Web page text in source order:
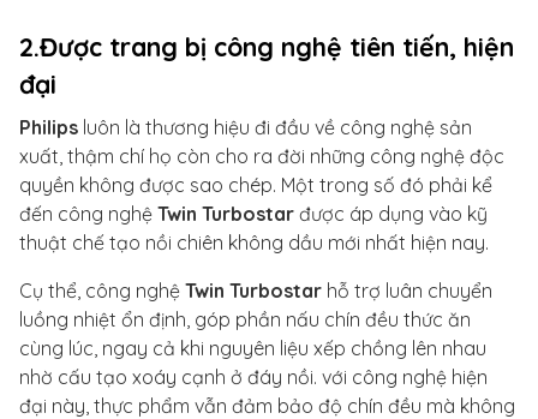
2.Được trang bị công nghệ tiên tiến, hiện
đại
Philips luôn là thương hiệu đi đầu về công nghệ sản
xuất, thậm chí họ còn cho ra đời những công nghệ độc
quyền không được sao chép. Một trong số đó phải kể
đến công nghệ Twin Turbostar được áp dụng vào kỹ
thuật chế tạo nồi chiên không dầu mới nhất hiện nay.
Cụ thể, công nghệ Twin Turbostar hỗ trợ luân chuyển
luồng nhiệt ổn định, góp phần nấu chín đều thức ăn
cùng lúc, ngay cả khi nguyên liệu xếp chồng lên nhau
nhờ cấu tạo xoáy cạnh ở đáy nồi. với công nghệ hiện
đại này, thực phẩm vẫn đảm bảo độ chín đều mà không